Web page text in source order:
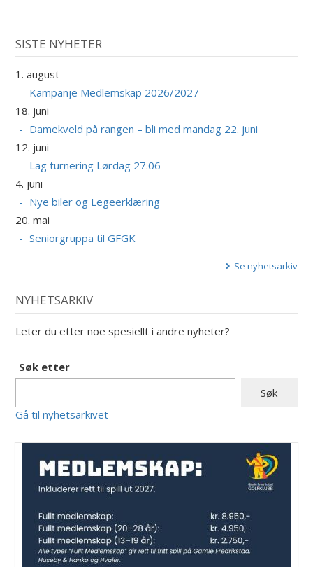
SISTE NYHETER
1. august
Kampanje Medlemskap 2026/2027
18. juni
Damekveld på rangen – bli med mandag 22. juni
12. juni
Lag turnering Lørdag 27.06
4. juni
Nye biler og Legeerklæring
20. mai
Seniorgruppa til GFGK
Se nyhetsarkiv
NYHETSARKIV
Leter du etter noe spesiellt i andre nyheter?
Søk etter
Gå til nyhetsarkivet